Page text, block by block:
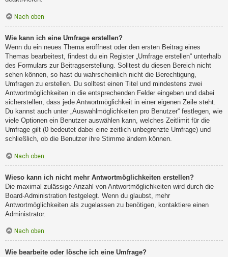
Nach oben
Wie kann ich eine Umfrage erstellen?
Wenn du ein neues Thema eröffnest oder den ersten Beitrag eines
Themas bearbeitest, findest du ein Register „Umfrage erstellen“ unterhalb
des Formulars zur Beitragserstellung. Solltest du diesen Bereich nicht
sehen können, so hast du wahrscheinlich nicht die Berechtigung,
Umfragen zu erstellen. Du solltest einen Titel und mindestens zwei
Antwortmöglichkeiten in die entsprechenden Felder eingeben und dabei
sicherstellen, dass jede Antwortmöglichkeit in einer eigenen Zeile steht.
Du kannst auch unter „Auswahlmöglichkeiten pro Benutzer“ festlegen, wie
viele Optionen ein Benutzer auswählen kann, welches Zeitlimit für die
Umfrage gilt (0 bedeutet dabei eine zeitlich unbegrenzte Umfrage) und
schließlich, ob die Benutzer ihre Stimme ändern können.
Nach oben
Wieso kann ich nicht mehr Antwortmöglichkeiten erstellen?
Die maximal zulässige Anzahl von Antwortmöglichkeiten wird durch die
Board-Administration festgelegt. Wenn du glaubst, mehr
Antwortmöglichkeiten als zugelassen zu benötigen, kontaktiere einen
Administrator.
Nach oben
Wie bearbeite oder lösche ich eine Umfrage?